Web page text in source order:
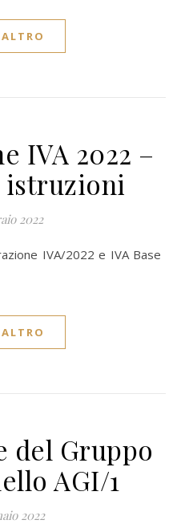
IVA 2022 –
istruzioni
2022
del Gruppo
AGI/1
2022